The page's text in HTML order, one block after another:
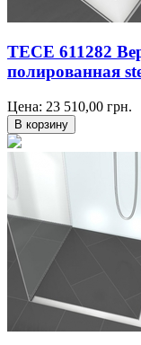
TECE 611282
полированная
Цена: 23 510,00 грн.